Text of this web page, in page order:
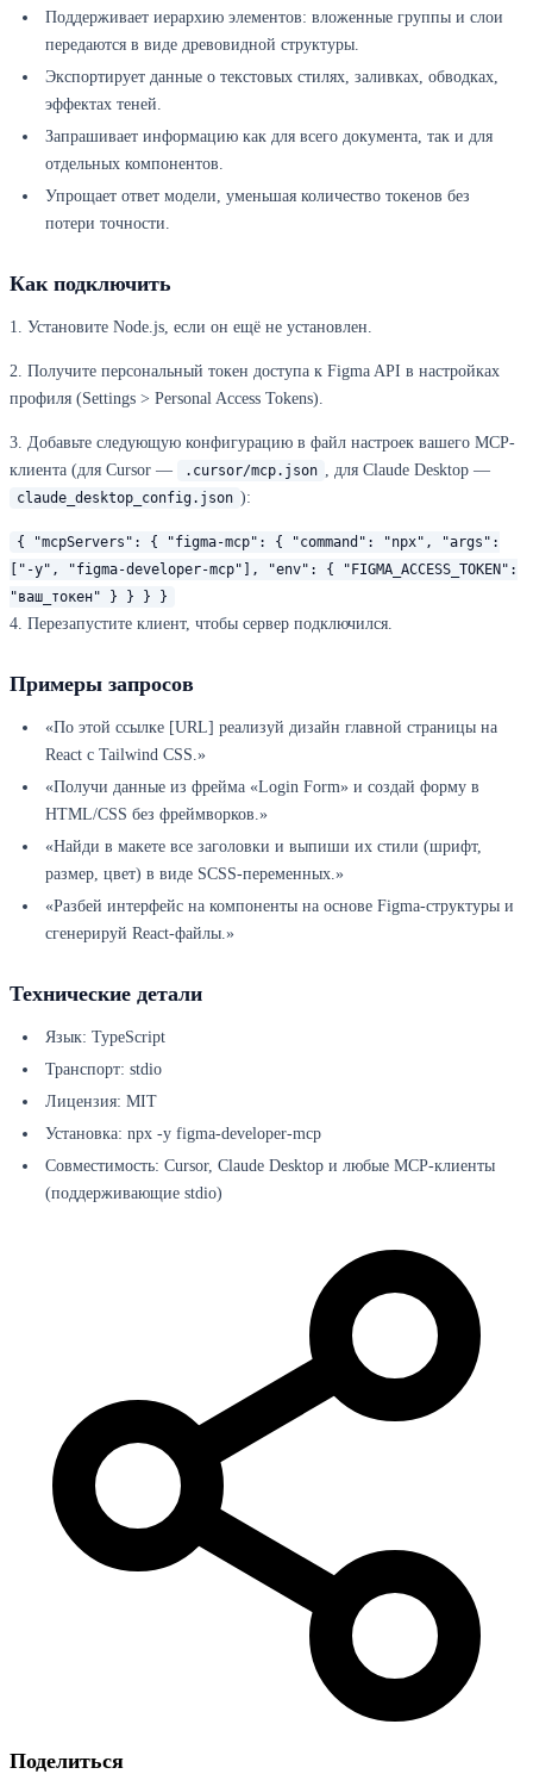
Поддерживает иерархию элементов: вложенные группы и слои
передаются в виде древовидной структуры.
Экспортирует данные о текстовых стилях, заливках, обводках,
эффектах теней.
Запрашивает информацию как для всего документа, так и для
отдельных компонентов.
Упрощает ответ модели, уменьшая количество токенов без
потери точности.
Как подключить
1. Установите Node.js, если он ещё не установлен.
2. Получите персональный токен доступа к Figma API в настройках
профиля (Settings > Personal Access Tokens).
3. Добавьте следующую конфигурацию в файл настроек вашего MCP-
клиента (для Cursor —
.cursor/mcp.json , для Claude Desktop —
claude_desktop_config.json ):
{ "mcpServers": { "figma-mcp": { "command": "npx", "args":
["-y", "figma-developer-mcp"], "env": { "FIGMA_ACCESS_TOKEN":
"ваш_токен" } } } }
4. Перезапустите клиент, чтобы сервер подключился.
Примеры запросов
«По этой ссылке [URL] реализуй дизайн главной страницы на
React с Tailwind CSS.»
«Получи данные из фрейма «Login Form» и создай форму в
HTML/CSS без фреймворков.»
«Найди в макете все заголовки и выпиши их стили (шрифт,
размер, цвет) в виде SCSS-переменных.»
«Разбей интерфейс на компоненты на основе Figma-структуры и
сгенерируй React-файлы.»
Технические детали
Язык: TypeScript
Транспорт: stdio
Лицензия: MIT
Установка: npx -y figma-developer-mcp
Совместимость: Cursor, Claude Desktop и любые MCP-клиенты
(поддерживающие stdio)
Поделиться